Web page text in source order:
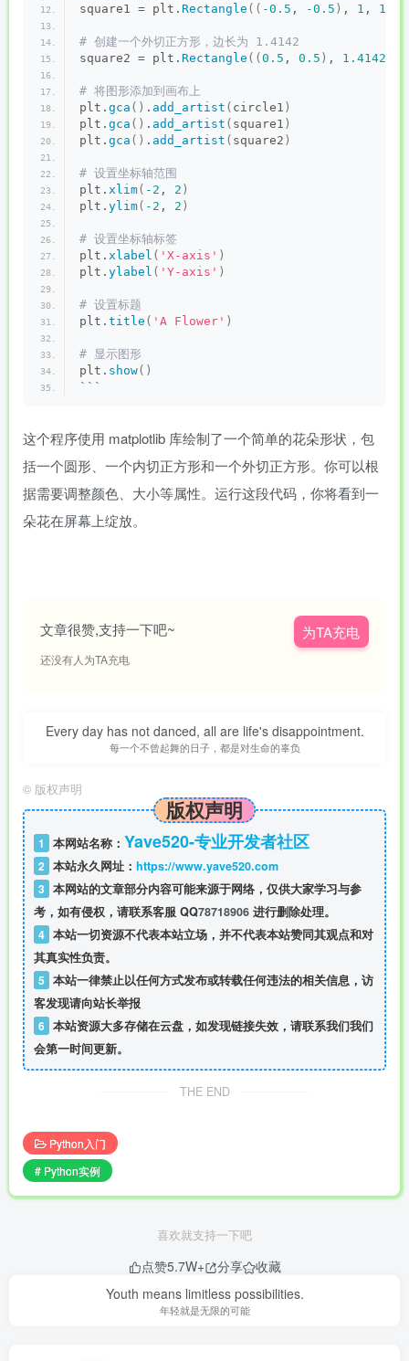
square1 = plt. Rectangle (( -0.5 , -0.5 ) , 1 , 1
# 创建一个外切正方形，边长为 1.4142
square2 = plt. Rectangle (( 0.5 , 0.5 ) , 1.4142
# 将图形添加到画布上
plt. gca () . add_artist ( circle1 )
plt. gca () . add_artist ( square1 )
plt. gca () . add_artist ( square2 )
# 设置坐标轴范围
plt. xlim( -2 , 2 )
plt. ylim( -2 , 2 )
# 设置坐标轴标签
plt. xlabel ( 'X-axis' )
plt. ylabel ( 'Y-axis' )
# 设置标题
plt. title ( 'A Flower' )
# 显示图形
plt. show()
```
这个程序使用 matplotlib 库绘制了一个简单的花朵形状，包
括一个圆形、一个内切正方形和一个外切正方形。你可以根
据需要调整颜色、大小等属性。运行这段代码，你将看到一
朵花在屏幕上绽放。
文章很赞,支持一下吧~
还没有人为TA充电
为TA充电
Every day has not danced, all are life's disappointment.
每一个不曾起舞的日子，都是对生命的辜负
© 版权声明
版权声明
1 本网站名称： Yave520-专业开发者社区
2 本站永久网址： https://www.yave520.com
3 本网站的文章部分内容可能来源于网络，仅供大家学习与参
考，如有侵权，请联系客服 QQ78718906 进行删除处理。
4 本站一切资源不代表本站立场，并不代表本站赞同其观点和对
其真实性负责。
5 本站一律禁止以任何方式发布或转载任何违法的相关信息，访
客发现请向站长举报
6 本站资源大多存储在云盘，如发现链接失效，请联系我们我们
会第一时间更新。
THE END
Python入门
# Python实例
喜欢就支持一下吧
点赞5.7W+ 分享
收藏
Youth means limitless possibilities.
年轻就是无限的可能